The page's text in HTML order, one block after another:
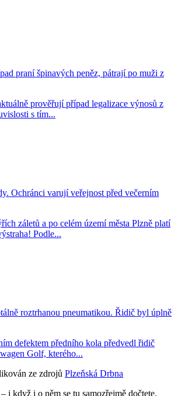
praní špinavých peněz, pátrají po muži z
prověřují případ legalizace výnosů z
s tím...
Ochránci varují veřejnost před večerním
záletů a po celém území města Plzně platí
Podle...
roztrhanou pneumatikou. Řidič byl úplně
defektem předního kola předvedl řidič
Golf, kterého...
ze zdrojů Plzeňská Drbna
i když i o něm se tu samozřejmě dočtete.